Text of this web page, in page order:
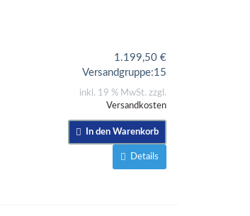
1.199,50 €
Versandgruppe:15
inkl. 19 % MwSt. zzgl.
Versandkosten
In den Warenkorb
Details